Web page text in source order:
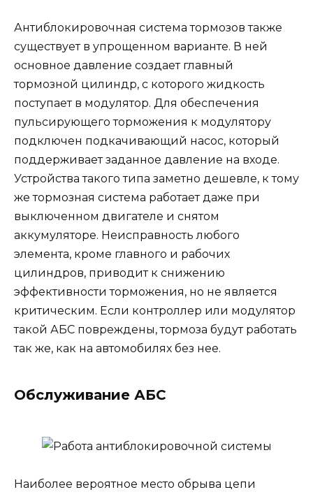
Антиблокировочная система тормозов также
существует в упрощенном варианте. В ней
основное давление создает главный
тормозной цилиндр, с которого жидкость
поступает в модулятор. Для обеспечения
пульсирующего торможения к модулятору
подключен подкачивающий насос, который
поддерживает заданное давление на входе.
Устройства такого типа заметно дешевле, к тому
же тормозная система работает даже при
выключенном двигателе и снятом
аккумуляторе. Неисправность любого
элемента, кроме главного и рабочих
цилиндров, приводит к снижению
эффективности торможения, но не является
критическим. Если контроллер или модулятор
такой АБС повреждены, тормоза будут работать
так же, как на автомобилях без нее.
Обслуживание АБС
Наиболее вероятное место обрыва цепи